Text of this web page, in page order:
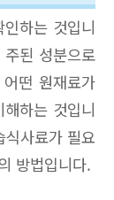
하는 것입니
된 성분으로
떤 원재료가
하는 것입니
사료가 필요
방법입니다.